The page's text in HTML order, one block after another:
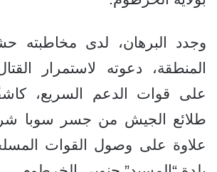
وجدد البرهان، لدى مخاطبته
المنطقة، دعوته لاستمرار
على قوات الدعم السريع،
طلائع الجيش من جسر سوبا
علاوة على وصول القوات